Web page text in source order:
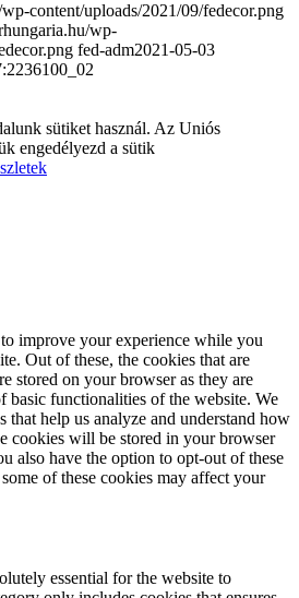
content/uploads/2021/09/fedecor.png
wp-
fed-adm2021-05-03
36100_02
sütiket használ. Az Uniós
engedélyezd a sütik
improve your experience while you
Out of these, the cookies that are
stored on your browser as they are
basic functionalities of the website. We
that help us analyze and understand how
cookies will be stored in your browser
also have the option to opt-out of these
of these cookies may affect your
essential for the website to